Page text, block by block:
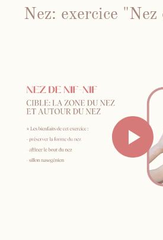
Nez: exercice